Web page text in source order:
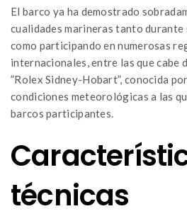
El barco ya ha demostrado
cualidades marineras tanto durante
como participando en numerosas
internacionales, entre las que cabe
”Rolex Sidney-Hobart”, conocida
condiciones meteorológicas a las
barcos participantes.
técnicas